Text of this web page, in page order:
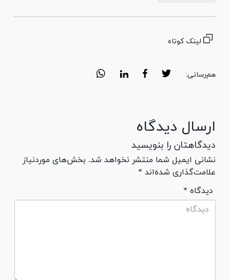
لینک کوتاه
هم‌رسانی:
ارسال دیدگاه
دیدگاهتان را بنویسید
نشانی ایمیل شما منتشر نخواهد شد. بخش‌های موردنیاز
علامت‌گذاری شده‌اند *
* دیدگاه